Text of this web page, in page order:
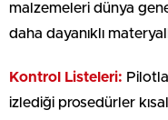
malzemeleri dünya
daha dayanıklı
Kontrol Listeleri:
izlediği prosedürler